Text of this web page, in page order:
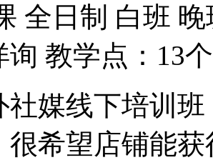
全日制 白班 晚
询 教学点：13个
社媒线下培训
很希望店铺能